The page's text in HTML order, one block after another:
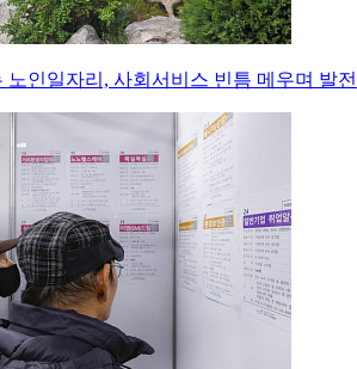
노인일자리, 사회서비스 빈틈 메우며 발